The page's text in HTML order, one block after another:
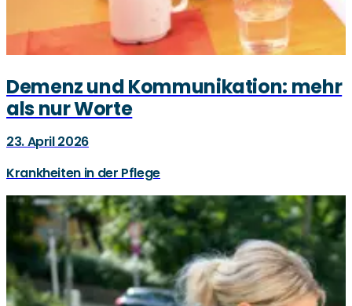
Demenz und Kommunikation: mehr
als nur Worte
23. April 2026
Krankheiten in der Pflege